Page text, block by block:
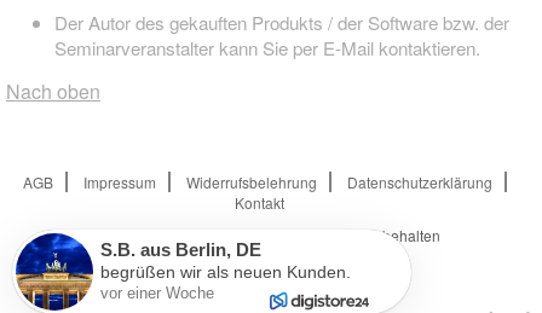
Der Autor des gekauften Produkts / der Software bzw. der
Seminarveranstalter kann Sie per E-Mail kontaktieren.
Nach oben
AGB Impressum Widerrufsbelehrung
Datenschutzerklärung
Kontakt
Digistore24 GmbH, alle Rechte vorbehalten
S.B. aus Berlin, DE
begrüßen wir als neuen Kunden.
vor einer Woche